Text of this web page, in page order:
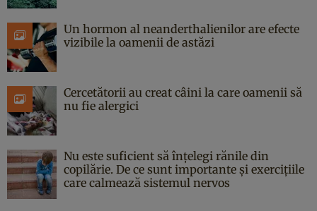
Un hormon al neanderthalienilor are efecte
vizibile la oamenii de astăzi
Cercetătorii au creat câini la care oamenii să
nu fie alergici
Nu este suficient să înțelegi rănile din
copilărie. De ce sunt importante și exercițiile
care calmează sistemul nervos